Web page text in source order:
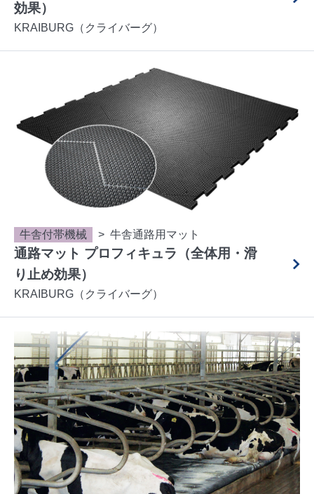
効果）
KRAIBURG（クライバーグ）
牛舎付帯機械 牛舎通路用マット
通路マット プロフィキュラ（全体用・滑
り止め効果）
KRAIBURG（クライバーグ）